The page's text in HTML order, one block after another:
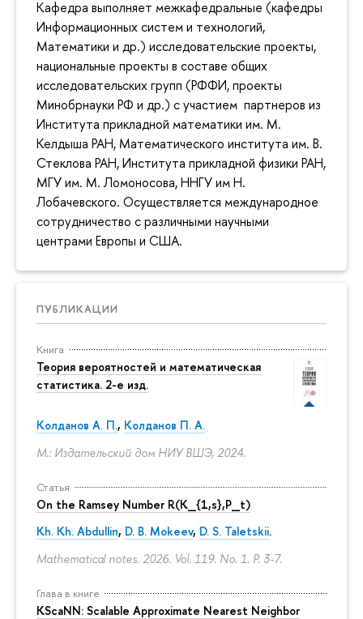
Кафедра выполняет межкафедральные (кафедры
Информационных систем и технологий,
Математики и др.) исследовательские проекты,
национальные проекты в составе общих
исследовательских групп (РФФИ, проекты
Минобрнауки РФ и др.) с участием партнеров из
Института прикладной математики им. М.
Келдыша РАН, Математического института им. В.
Стеклова РАН, Института прикладной физики РАН,
МГУ им. М. Ломоносова, ННГУ им Н.
Лобачевского. Осуществляется международное
сотрудничество с различными научными
центрами Европы и США.
ПУБЛИКАЦИИ
Книга
Теория вероятностей и математическая
статистика. 2-е изд.
Колданов А. П., Колданов П. А.
М.: Издательский дом НИУ ВШЭ, 2024.
Статья
On the Ramsey Number R(K_{1,s},P_t)
Kh. Kh. Abdullin, D. B. Mokeev, D. S. Taletskii.
Mathematical notes. 2026. Vol. 119. No. 1. P. 3-7.
Глава в книге
KScaNN: Scalable Approximate Nearest Neighbor